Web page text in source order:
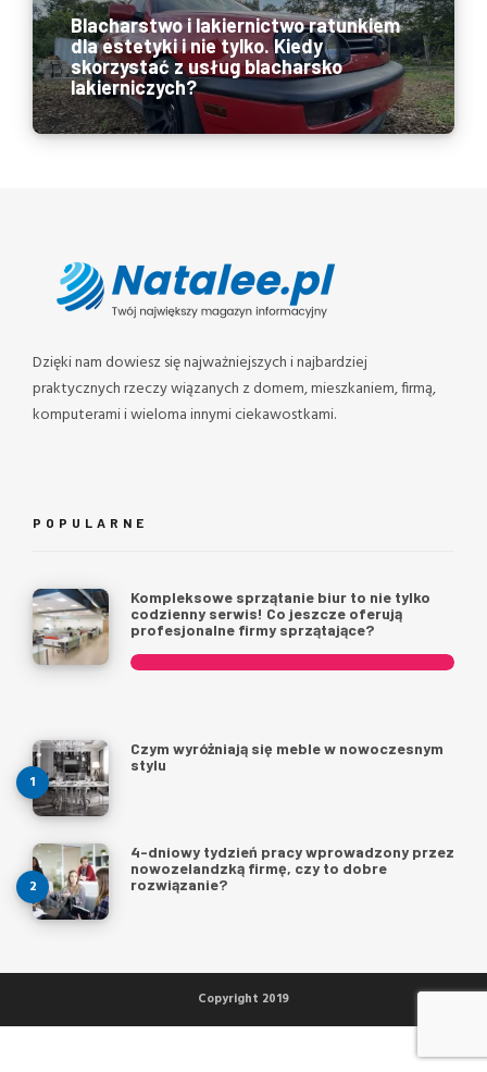
Blacharstwo i lakiernictwo ratunkiem
dla estetyki i nie tylko. Kiedy
skorzystać z usług blacharsko
lakierniczych?
Dzięki nam dowiesz się najważniejszych i najbardziej
praktycznych rzeczy wiązanych z domem, mieszkaniem, firmą,
komputerami i wieloma innymi ciekawostkami.
POPULARNE
Kompleksowe sprzątanie biur to nie tylko
codzienny serwis! Co jeszcze oferują
profesjonalne firmy sprzątające?
Czym wyróżniają się meble w nowoczesnym
stylu
4-dniowy tydzień pracy wprowadzony przez
nowozelandzką firmę, czy to dobre
rozwiązanie?
Copyright 2019